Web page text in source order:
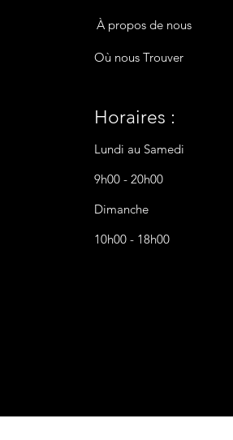
Où nous Trouver
Horaires :
Lundi au Samedi
9h00 - 20h00
Dimanche
10h00 - 18h00
À propos de nous